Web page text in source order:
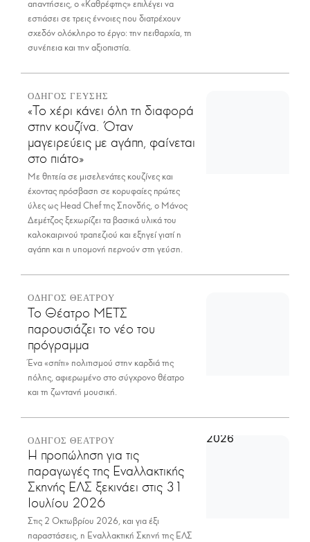
απαντήσεις, ο «Καθρέφτης» επιλέγει να
εστιάσει σε τρεις έννοιες που διατρέχουν
σχεδόν ολόκληρο το έργο: την πειθαρχία, τη
συνέπεια και την αξιοπιστία.
ΟΔΗΓΟΣ ΓΕΥΣΗΣ
«Το χέρι κάνει όλη τη διαφορά
στην κουζίνα. Όταν
μαγειρεύεις με αγάπη, φαίνεται
στο πιάτο»
Με θητεία σε μισελενάτες κουζίνες και
έχοντας πρόσβαση σε κορυφαίες πρώτες
ύλες ως Head Chef της Σπονδής, ο Μάνος
Δεμέτζος ξεχωρίζει τα βασικά υλικά του
καλοκαιρινού τραπεζιού και εξηγεί γιατί η
αγάπη και η υπομονή περνούν στη γεύση.
ΟΔΗΓΟΣ ΘΕΑΤΡΟΥ
Το Θέατρο ΜΕΤΣ
παρουσιάζει το νέο του
πρόγραμμα
Ένα «σπίτι» πολιτισμού στην καρδιά της
πόλης, αφιερωμένο στο σύγχρονο θέατρο
και τη ζωντανή μουσική.
ΟΔΗΓΟΣ ΘΕΑΤΡΟΥ
Η προπώληση για τις
παραγωγές της Εναλλακτικής
Σκηνής ΕΛΣ ξεκινάει στις 31
Ιουλίου 2026
Στις 2 Οκτωβρίου 2026, και για έξι
παραστάσεις, η Εναλλακτική Σκηνή της ΕΛΣ